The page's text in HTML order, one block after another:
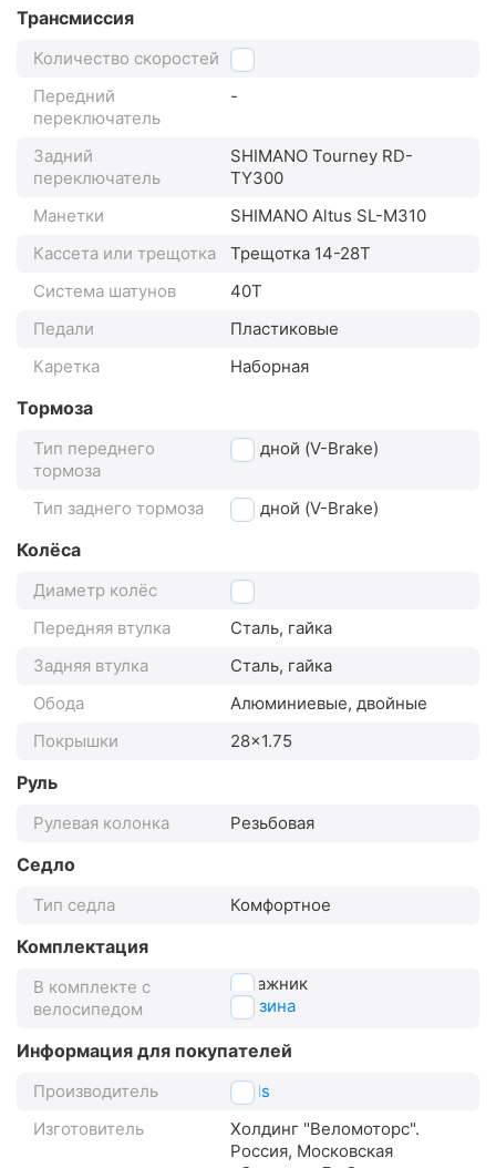
Трансмиссия
Количество скоростей 7
Передний
переключатель
-
Задний
переключатель
SHIMANO Tourney RD-
TY300
Манетки
SHIMANO Altus SL-M310
Кассета или трещотка
Трещотка 14-28Т
Система шатунов
40Т
Педали
Пластиковые
Каретка
Наборная
Тормоза
Тип переднего
тормоза
ободной (V-Brake)
Тип заднего тормоза ободной (V-Brake)
Колёса
Диаметр колёс
28"
Передняя втулка
Сталь, гайка
Задняя втулка
Сталь, гайка
Обода
Алюминиевые, двойные
Покрышки
28x1.75
Руль
Рулевая колонка Резьбовая
Седло
Тип седла Комфортное
Комплектация
В комплекте с
велосипедом
багажник
корзина
Информация для покупателей
Производитель
Stels
Изготовитель
Холдинг "Веломоторс".
Россия, Московская